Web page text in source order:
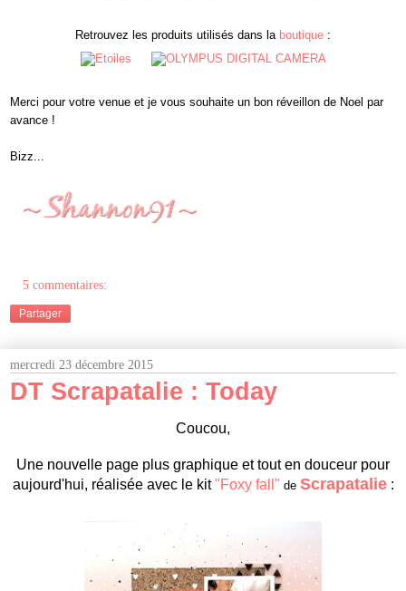
Retrouvez les produits utilisés dans la boutique :
Merci pour votre venue et je vous souhaite un bon réveillon de Noel par
avance !
Bizz...
5 commentaires:
Partager
mercredi 23 décembre 2015
DT Scrapatalie : Today
Coucou,
Une nouvelle page plus graphique et tout en douceur pour
aujourd'hui, réalisée avec le kit"Foxy fall" de Scrapatalie: